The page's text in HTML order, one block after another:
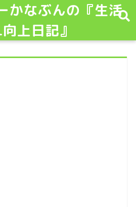
かなぶんの『生活
上日記』